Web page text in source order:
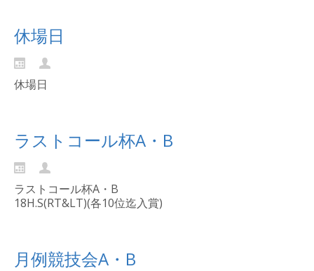
休場日
休場日
ラストコール杯A・B
ラストコール杯A・B
18H.S(RT&LT)(各10位迄入賞)
月例競技会A・B